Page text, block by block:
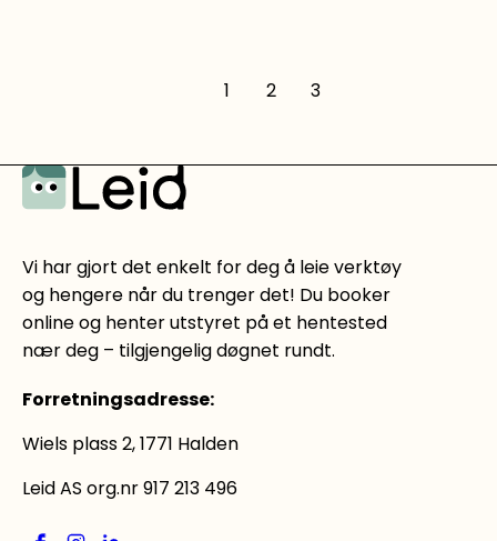
1 2 3
Vi har gjort det enkelt for deg å leie verktøy
og hengere når du trenger det! Du booker
online og henter utstyret på et hentested
nær deg – tilgjengelig døgnet rundt.
Forretningsadresse:
Wiels plass 2, 1771 Halden
Leid AS org.nr 917 213 496